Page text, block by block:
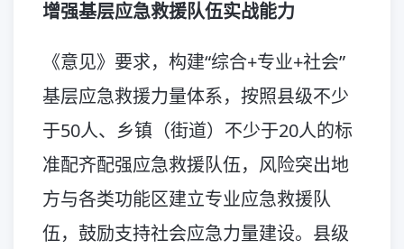
增强基层应急救援队伍实战能力
《意见》要求，构建“综合+专业+社会”
基层应急救援力量体系，按照县级不少
于50人、乡镇（街道）不少于20人的标
准配齐配强应急救援队伍，风险突出地
方与各类功能区建立专业应急救援队
伍，鼓励支持社会应急力量建设。县级